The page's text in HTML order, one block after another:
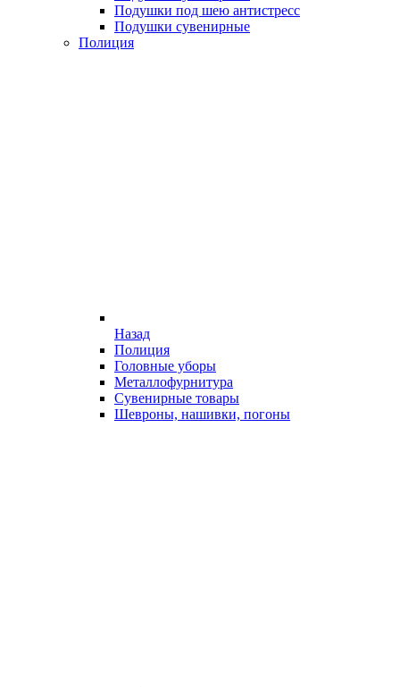
Подушки под шею антистресс
Подушки сувенирные
Полиция
Назад
Полиция
Головные уборы
Металлофурнитура
Сувенирные товары
Шевроны, нашивки, погоны